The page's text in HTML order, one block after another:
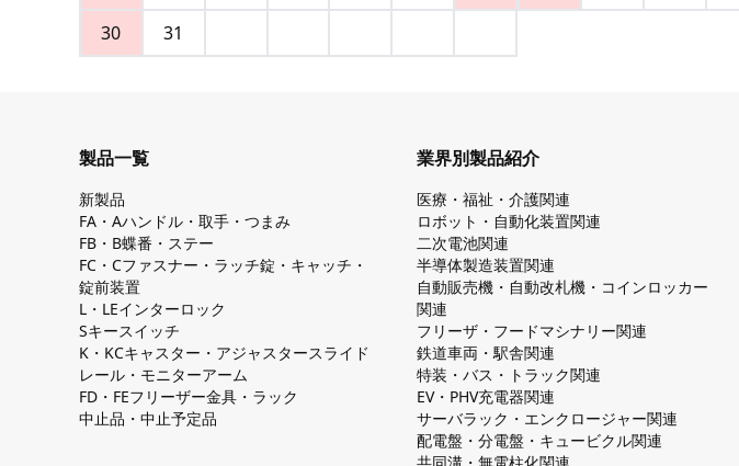
30
31
製品一覧
新製品
FA・Aハンドル・取手・つまみ
FB・B蝶番・ステー
FC・Cファスナー・ラッチ錠・キャッチ・
錠前装置
L・LEインターロック
Sキースイッチ
K・KCキャスター・アジャスタースライド
レール・モニターアーム
FD・FEフリーザー金具・ラック
中止品・中止予定品
業界別製品紹介
医療・福祉・介護関連
ロボット・自動化装置関連
二次電池関連
半導体製造装置関連
自動販売機・自動改札機・コインロッカー
関連
フリーザ・フードマシナリー関連
鉄道車両・駅舎関連
特装・バス・トラック関連
EV・PHV充電器関連
サーバラック・エンクロージャー関連
配電盤・分電盤・キュービクル関連